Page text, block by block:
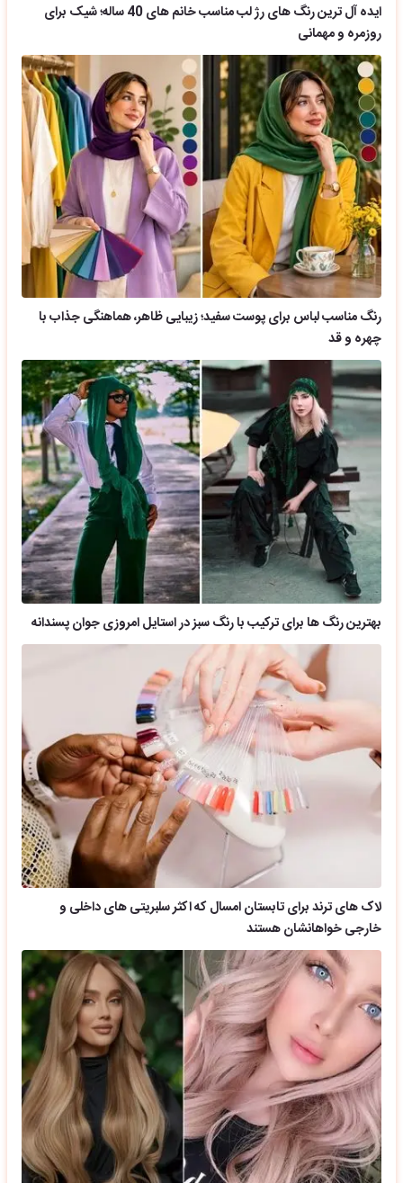
ایده آل ترین رنگ های رژ لب مناسب خانم های 40 ساله؛ شیک برای
روزمره و مهمانی
رنگ مناسب لباس برای پوست سفید؛ زیبایی ظاهر، هماهنگی جذاب با
چهره و قد
بهترین رنگ ها برای ترکیب با رنگ سبز در استایل امروزی جوان پسندانه
لاک های ترند برای تابستان امسال که اکثر سلبریتی های داخلی و
خارجی خواهانشان هستند